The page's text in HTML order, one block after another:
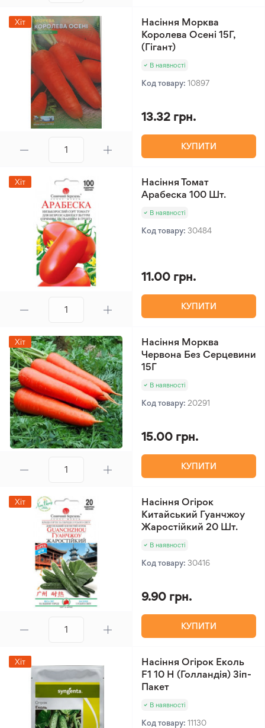
Хіт
Насіння Морква
Королева Осені 15Г,
(Гігант)
В наявності
Код товару: 10897
13.32 грн.
КУПИТИ
Хіт
Насіння Томат
Арабеска 100 Шт.
В наявності
Код товару: 30484
11.00 грн.
КУПИТИ
Хіт
Насіння Морква
Червона Без Серцевини
15Г
В наявності
Код товару: 20291
15.00 грн.
КУПИТИ
Хіт
Насіння Огірок
Китайський Гуанчжоу
Жаростійкий 20 Шт.
В наявності
Код товару: 30416
9.90 грн.
КУПИТИ
Хіт
Насіння Огірок Еколь
F1 10 Н (Голландія) Зіп-
Пакет
В наявності
Код товару: 11130